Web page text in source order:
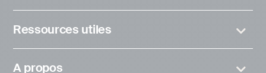
Ressources utiles
A propos